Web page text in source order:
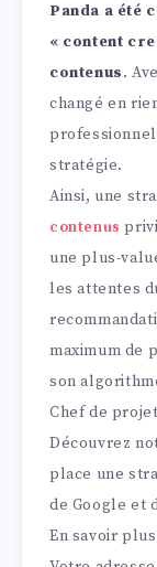
Panda a été
« content
contenus.
changé en
stratégie.
Ainsi, une
contenus
une plus-
les attentes
maximum de
son
Chef de
Découvrez
place une
de Google et
En savoir plus